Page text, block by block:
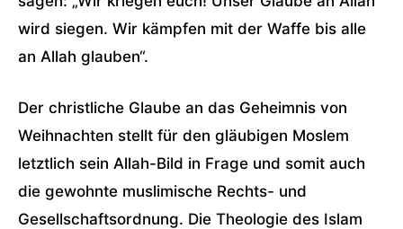
wird siegen. Wir kämpfen mit der Waffe bis alle
an Allah glauben“.
Der christliche Glaube an das Geheimnis von
Weihnachten stellt für den gläubigen Moslem
letztlich sein Allah-Bild in Frage und somit auch
die gewohnte muslimische Rechts- und
Gesellschaftsordnung. Die Theologie des Islam